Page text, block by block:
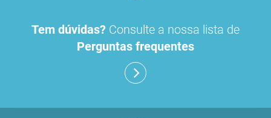
Tem dúvidas? Consulte a nossa lista de
Perguntas frequentes